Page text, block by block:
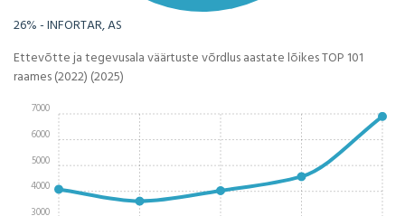
26% - INFORTAR, AS
Ettevõtte ja tegevusala väärtuste võrdlus aastate lõikes TOP 101
raames (2022) (2025)
3000
4000
5000
6000
7000